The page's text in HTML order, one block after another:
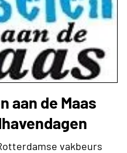
aan de Maas
vakbeurs